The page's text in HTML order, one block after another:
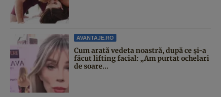
AVANTAJE.RO
Cum arată vedeta noastră, după ce și-a
făcut lifting facial: „Am purtat ochelari
de soare...